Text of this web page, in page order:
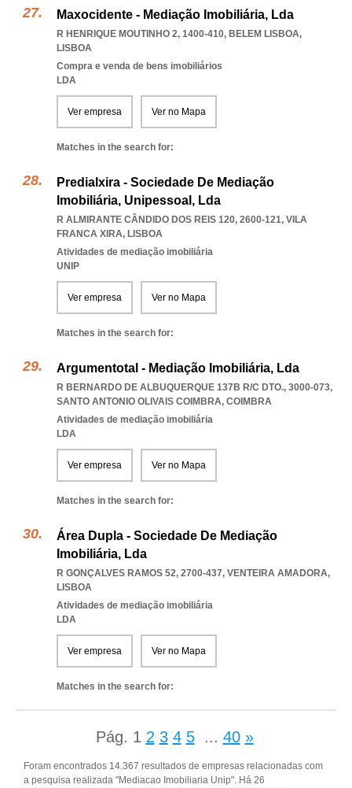
Maxocidente - Mediação Imobiliária, Lda
R HENRIQUE MOUTINHO 2, 1400-410, BELEM LISBOA,
LISBOA
Compra e venda de bens imobiliários
LDA
Ver empresa Ver no Mapa
Matches in the search for:
Predialxira - Sociedade De Mediação
Imobiliária, Unipessoal, Lda
R ALMIRANTE CÂNDIDO DOS REIS 120, 2600-121, VILA
FRANCA XIRA, LISBOA
Atividades de mediação imobiliária
UNIP
Ver empresa Ver no Mapa
Matches in the search for:
Argumentotal - Mediação Imobiliária, Lda
R BERNARDO DE ALBUQUERQUE 137B R/C DTO., 3000-073,
SANTO ANTONIO OLIVAIS COIMBRA, COIMBRA
Atividades de mediação imobiliária
LDA
Ver empresa Ver no Mapa
Matches in the search for:
Área Dupla - Sociedade De Mediação
Imobiliária, Lda
R GONÇALVES RAMOS 52, 2700-437, VENTEIRA AMADORA,
LISBOA
Atividades de mediação imobiliária
LDA
Ver empresa Ver no Mapa
Matches in the search for:
Pág. 1 2 3 4 5 ... 40 »
Foram encontrados 14.367 resultados de empresas relacionadas com
a pesquisa realizada "Mediacao Imobiliaria Unip". Há 26